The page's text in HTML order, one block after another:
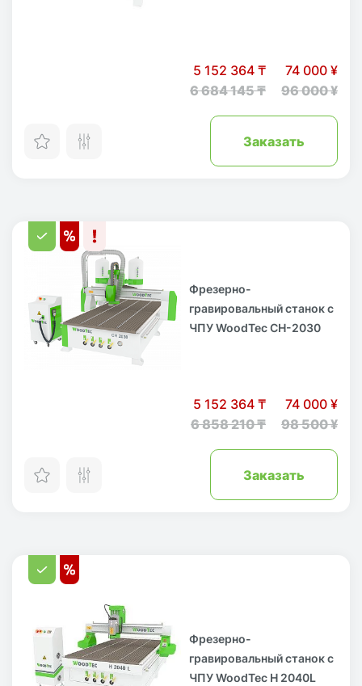
5 152 364 ₸
6 684 145 ₸
74 000 ¥
96 000 ¥
Заказать
Фрезерно-
гравировальный станок с
ЧПУ WoodTec CH-2030
5 152 364 ₸
6 858 210 ₸
74 000 ¥
98 500 ¥
Заказать
Фрезерно-
гравировальный станок с
ЧПУ WoodTec H 2040L